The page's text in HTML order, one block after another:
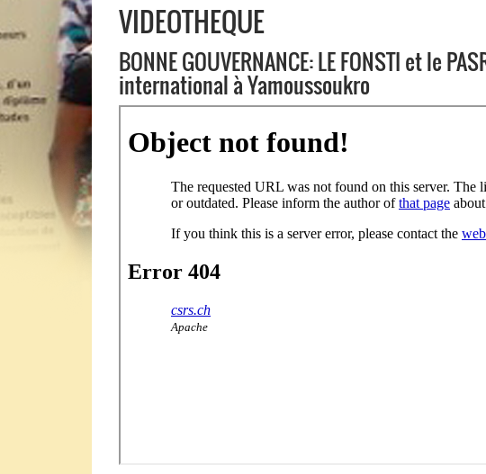
VIDEOTHEQUE
BONNE GOUVERNANCE: LE FONSTI et le
international à Yamoussoukro